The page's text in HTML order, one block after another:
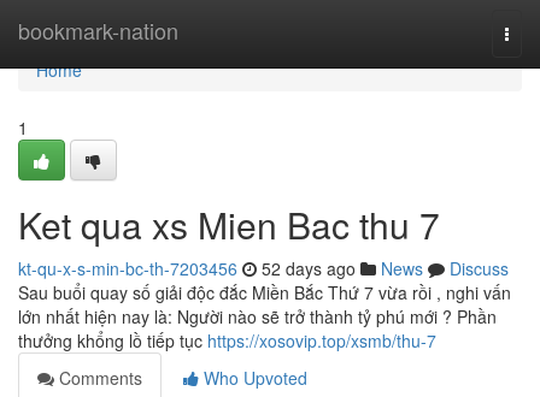
bookmark-nation
Home
Home
1
Ket qua xs Mien Bac thu 7
kt-qu-x-s-min-bc-th-7203456 52 days ago News
Discuss
Sau buổi quay số giải độc đắc Miền Bắc Thứ 7 vừa rồi , nghi vấn
lớn nhất hiện nay là: Người nào sẽ trở thành tỷ phú mới ? Phần
thưởng khổng lồ tiếp tục https://xosovip.top/xsmb/thu-7
Comments
Who Upvoted